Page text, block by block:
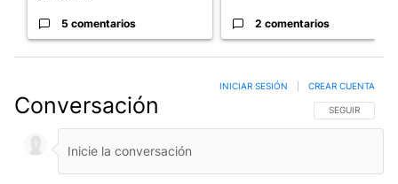
5 comentarios 2 comentarios
Conversación SIGA ESTA
SEGUIR
INICIAR SESIÓN CREAR CUENTA